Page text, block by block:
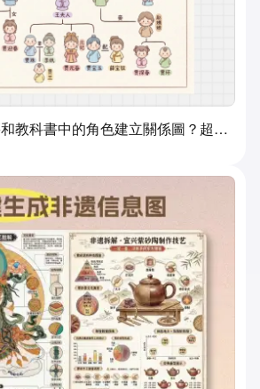
如何為電影、書籍和教科書中的角色建立關係圖？超實用且簡單的方法